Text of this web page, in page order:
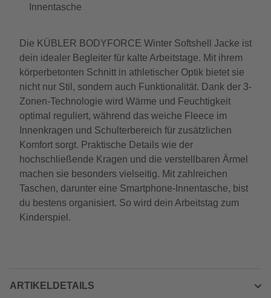
Innentasche
Die KÜBLER BODYFORCE Winter Softshell Jacke ist
dein idealer Begleiter für kalte Arbeitstage. Mit ihrem
körperbetonten Schnitt in athletischer Optik bietet sie
nicht nur Stil, sondern auch Funktionalität. Dank der 3-
Zonen-Technologie wird Wärme und Feuchtigkeit
optimal reguliert, während das weiche Fleece im
Innenkragen und Schulterbereich für zusätzlichen
Komfort sorgt. Praktische Details wie der
hochschließende Kragen und die verstellbaren Ärmel
machen sie besonders vielseitig. Mit zahlreichen
Taschen, darunter eine Smartphone-Innentasche, bist
du bestens organisiert. So wird dein Arbeitstag zum
Kinderspiel.
ARTIKELDETAILS